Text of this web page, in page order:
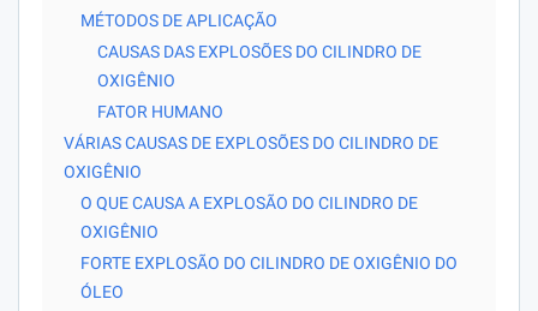
MÉTODOS DE APLICAÇÃO
CAUSAS DAS EXPLOSÕES DO CILINDRO DE
OXIGÊNIO
FATOR HUMANO
VÁRIAS CAUSAS DE EXPLOSÕES DO CILINDRO DE
OXIGÊNIO
O QUE CAUSA A EXPLOSÃO DO CILINDRO DE
OXIGÊNIO
FORTE EXPLOSÃO DO CILINDRO DE OXIGÊNIO DO
ÓLEO